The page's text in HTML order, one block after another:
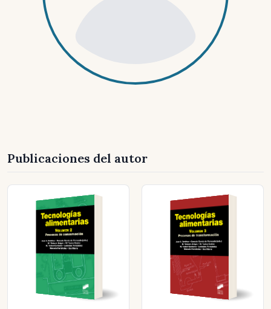
Publicaciones del autor